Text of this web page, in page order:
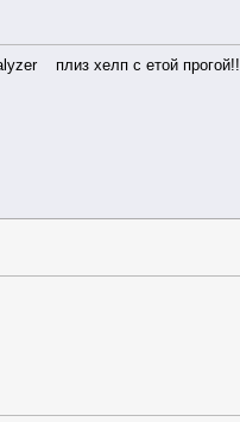
плиз хелп с етой